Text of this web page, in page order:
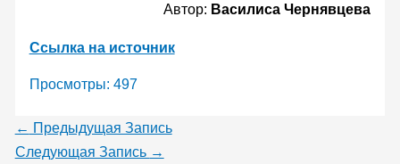
Автор: Василиса Чернявцева
Ссылка на источник
Просмотры: 497
← Предыдущая Запись
Следующая Запись →